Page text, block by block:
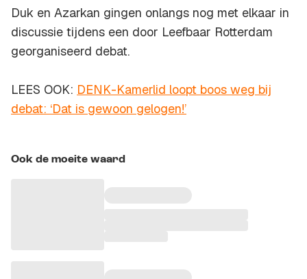
Duk en Azarkan gingen onlangs nog met elkaar in
discussie tijdens een door Leefbaar Rotterdam
georganiseerd debat.
LEES OOK: DENK-Kamerlid loopt boos weg bij
debat: ‘Dat is gewoon gelogen!’
Ook de moeite waard